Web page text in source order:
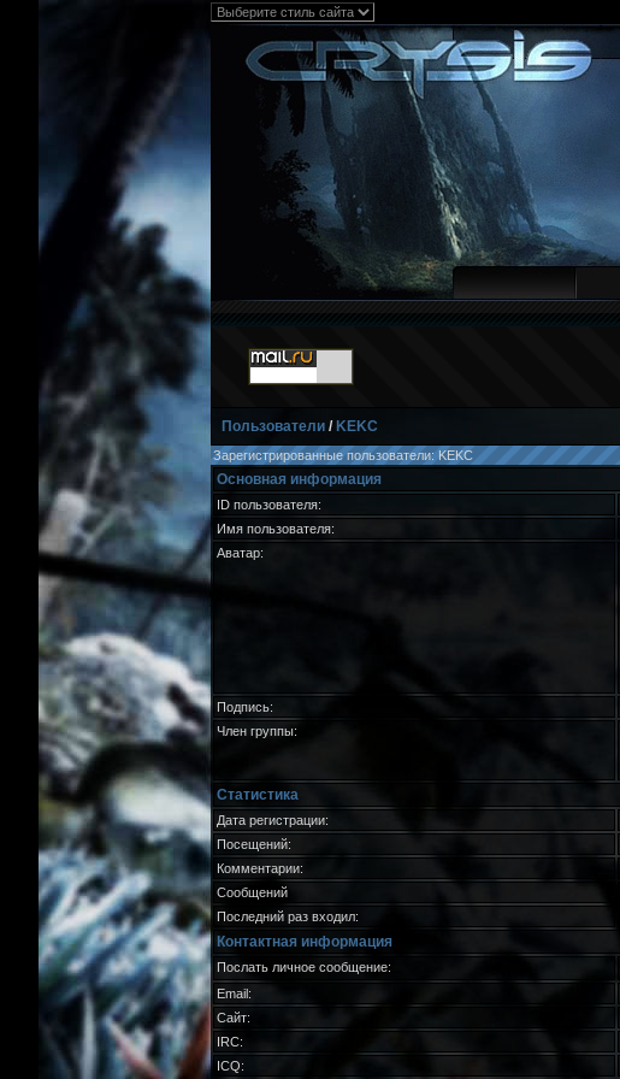
Пользователи/ KEKC
Зарегистрированные пользователи: KEKC
Основная информация
ID пользователя:
Имя пользователя:
Аватар:
Подпись:
Член группы:
Статистика
Дата регистрации:
Посещений:
Комментарии:
Сообщений
Последний раз входил:
Контактная информация
Послать личное сообщение:
Email:
Сайт:
IRC:
ICQ: